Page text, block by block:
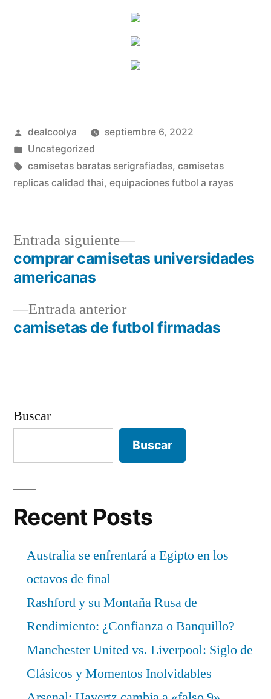
Publicado
por
dealcoolya
septiembre 6, 2022
Publicado
en
Uncategorized
Etiquetas:
camisetas baratas serigrafiadas, camisetas
replicas calidad thai, equipaciones futbol a rayas
Navegación
entradas
Entrada anteriorEntrada
anterior:
camisetas de futbol firmadas
Entrada siguiente
Entrada
siguiente:
comprar camisetas universidades
americanas
Buscar
Buscar
Recent Posts
Australia se enfrentará a Egipto en los
octavos de final
Rashford y su Montaña Rusa de
Rendimiento: ¿Confianza o Banquillo?
Manchester United vs. Liverpool: Siglo de
Clásicos y Momentos Inolvidables